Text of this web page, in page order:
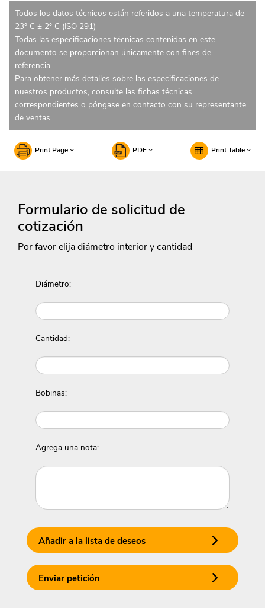
Todos los datos técnicos están referidos a una temperatura de
23° C ± 2° C (ISO 291)
Todas las especificaciones técnicas contenidas en este
documento se proporcionan únicamente con fines de
referencia.
Para obtener más detalles sobre las especificaciones de
nuestros productos, consulte las fichas técnicas
correspondientes o póngase en contacto con su representante
de ventas.
Print Page PDF Print Table
Formulario de solicitud de
cotización
Por favor elija diámetro interior y cantidad
Diámetro:
Cantidad:
Bobinas:
Agrega una nota:
Añadir a la lista de deseos
Enviar petición